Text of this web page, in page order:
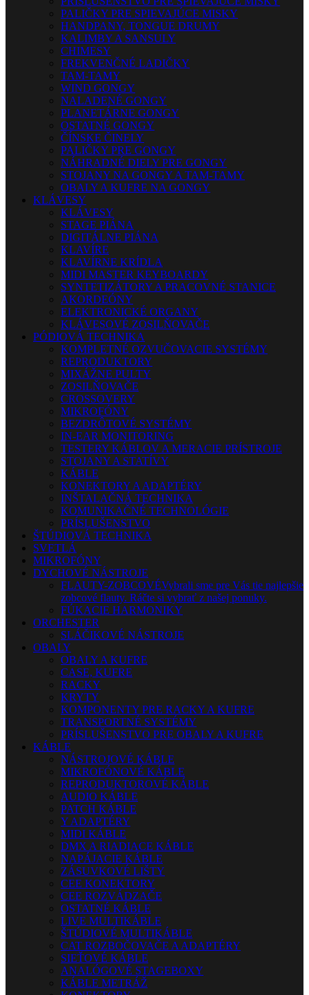
PALIČKY PRE SPIEVAJÚCE MISKY
HANDPANY, TONGUE DRUMY
KALIMBY A SANSULY
CHIMESY
FREKVENČNÉ LADIČKY
TAM-TAMY
WIND GONGY
NALADENÉ GONGY
PLANETÁRNE GONGY
OSTATNÉ GONGY
ČÍNSKE ČINELY
PALIČKY PRE GONGY
NÁHRADNÉ DIELY PRE GONGY
STOJANY NA GONGY A TAM-TAMY
OBALY A KUFRE NA GONGY
KLÁVESY
KLÁVESY
STAGE PIÁNA
DIGITÁLNE PIÁNA
KLAVÍRE
KLAVÍRNE KRÍDLA
MIDI MASTER KEYBOARDY
SYNTETIZÁTORY A PRACOVNÉ STANICE
AKORDEÓNY
ELEKTRONICKÉ ORGANY
KLÁVESOVÉ ZOSILŇOVAČE
PÓDIOVÁ TECHNIKA
KOMPLETNÉ OZVUČOVACIE SYSTÉMY
REPRODUKTORY
MIXÁŽNE PULTY
ZOSILŇOVAČE
CROSSOVERY
MIKROFÓNY
BEZDRÔTOVÉ SYSTÉMY
IN-EAR MONITORING
TESTERY KÁBLOV A MERACIE PRÍSTROJE
STOJANY A STATÍVY
KÁBLE
KONEKTORY A ADAPTÉRY
INŠTALAČNÁ TECHNIKA
KOMUNIKAČNÉ TECHNOLÓGIE
PRÍSLUŠENSTVO
ŠTÚDIOVÁ TECHNIKA
SVETLÁ
MIKROFÓNY
DYCHOVÉ NÁSTROJE
FLAUTY-ZOBCOVÉVybrali sme pre Vás tie najlepšie
zobcové flauty. Ráčte si vybrať z našej ponuky.
FÚKACIE HARMONIKY
ORCHESTER
SLÁČIKOVÉ NÁSTROJE
OBALY
OBALY A KUFRE
CASE, KUFRE
RACKY
KRYTY
KOMPONENTY PRE RACKY A KUFRE
TRANSPORTNÉ SYSTÉMY
PRÍSLUŠENSTVO PRE OBALY A KUFRE
KÁBLE
NÁSTROJOVÉ KÁBLE
MIKROFÓNOVÉ KÁBLE
REPRODUKTOROVÉ KÁBLE
AUDIO KÁBLE
PATCH KÁBLE
Y ADAPTÉRY
MIDI KÁBLE
DMX A RIADIACE KÁBLE
NAPÁJACIE KÁBLE
ZÁSUVKOVÉ LIŠTY
CEE KONEKTORY
CEE ROZVÁDZAČE
OSTATNÉ KÁBLE
LIVE MULTIKÁBLE
ŠTÚDIOVÉ MULTIKÁBLE
CAT ROZBOČOVAČE A ADAPTÉRY
SIEŤOVÉ KÁBLE
ANALÓGOVÉ STAGEBOXY
KÁBLE METRÁŽ